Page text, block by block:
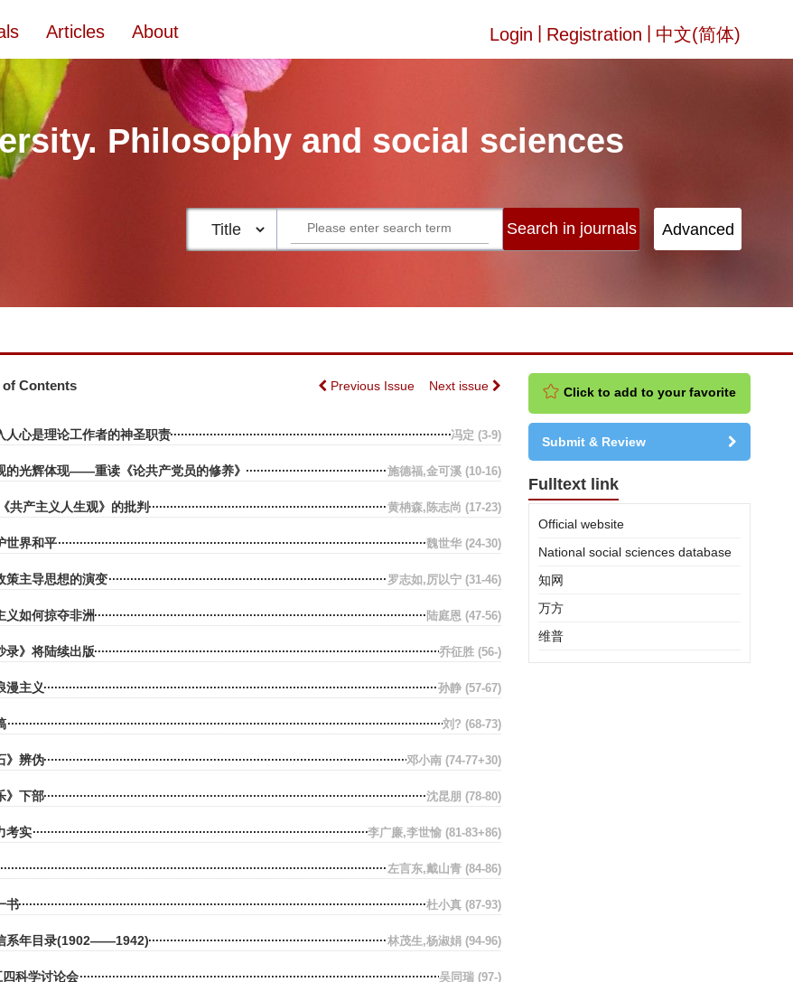
Login Registration 中文(简体)
Articles About
Philosophy and social sciences
of Contents Previous Issue Next issue
人心是理论工作者的神圣职责 冯定 (3-9)
的光辉体现——重读《论共产党员的修养》 施德福,金可溪 (10-16)
共产主义人生观》的批判 黄柟森,陈志尚 (17-23)
世界和平 魏世华 (24-30)
策主导思想的演变 罗志如,厉以宁 (31-46)
义如何掠夺非洲 陆庭恩 (47-56)
录》将陆续出版 乔征胜 (56-)
漫主义 孙静 (57-67)
刘? (68-73)
》辨伪 邓小南 (74-77+30)
》下部 沈昆朋 (78-80)
考实 李广廉,李世愉 (81-83+86)
左言东,戴山青 (84-86)
书 杜小真 (87-93)
系年目录(1902——1942) 林茂生,杨淑娟 (94-96)
科学讨论会 吴同瑞 (97-)
Click to add to your favorite
Submit & Review
Fulltext link
Official website
National social sciences database
知网
万方
维普